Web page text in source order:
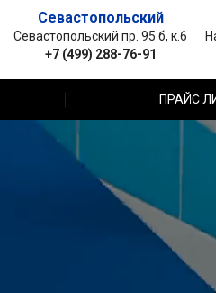
Севастопольский
Севастопольский пр. 95 б, к.6
+7 (499) 288-76-91
ПРАЙС